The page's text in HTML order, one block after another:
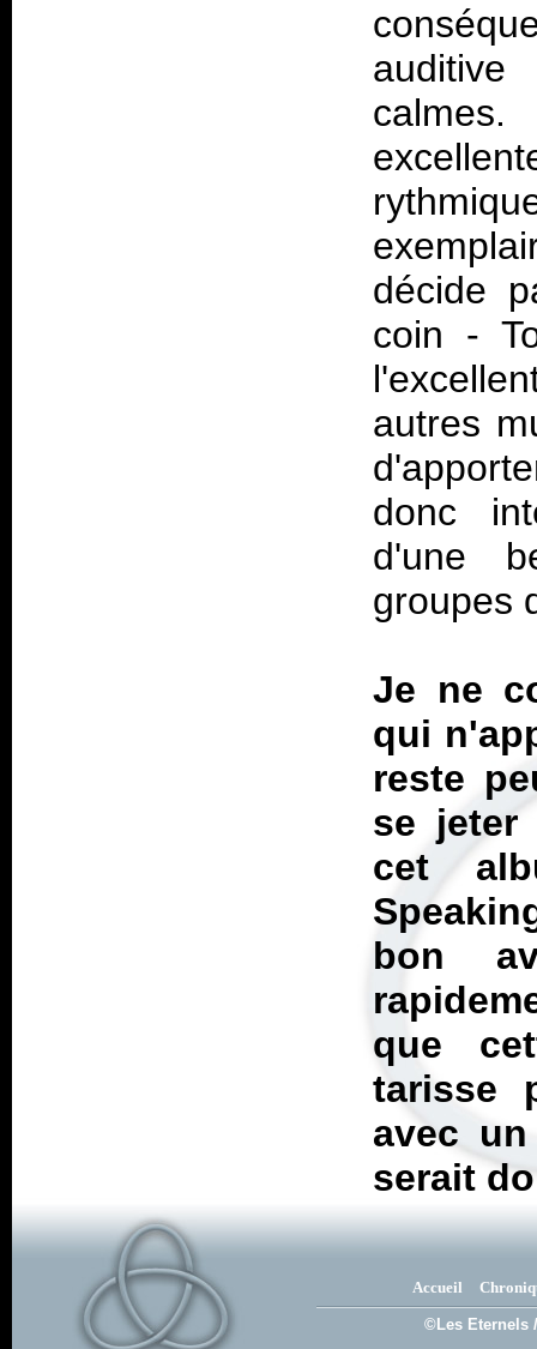
auditive
décide
coin -
autres
donc
d'une
groupes
Je ne
qui
reste
se jeter
cet
bon
que
tarisse
avec
serait
Accueil
©Les Eternels